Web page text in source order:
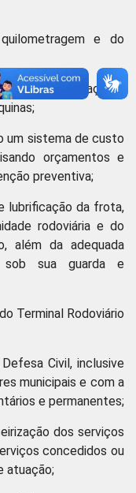
e do
recuperação e
um sistema de custo
orçamentos e
preventiva;
lubrificação da frota,
rodoviária e do
além da adequada
sob sua guarda e
Terminal Rodoviário
Civil, inclusive
municipais e com a
e permanentes;
dos serviços
concedidos ou
atuação;